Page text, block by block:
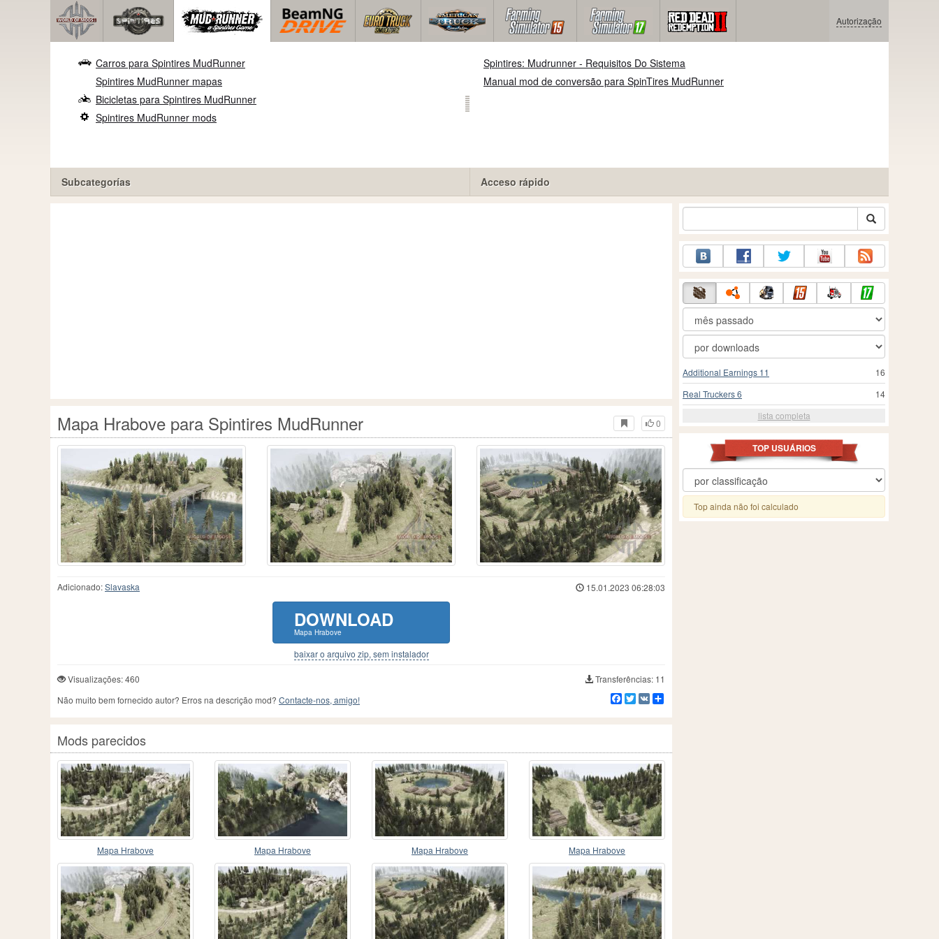
Autorização
Carros para Spintires MudRunner
Spintires MudRunner mapas
Bicicletas para Spintires MudRunner
Spintires MudRunner mods
Subcategorías
Spintires: Mudrunner - Requisitos Do Sistema
Manual mod de conversão para SpinTires MudRunner
Acceso rápido
0
Mapa Hrabove para Spintires MudRunner
Adicionado:Slavaska 15.01.2023 06:28:03
DOWNLOAD
Mapa Hrabove
baixar o arquivo zip, sem instalador
Visualizações: 460
Transferências: 11
Não muito bem fornecido autor? Erros na descrição mod? Contacte-nos, amigo! Facebook
Twitter
VK
Mods parecidos
Mapa Hrabove Mapa Hrabove Mapa Hrabove Mapa Hrabove
16
Additional Earnings 11
14
Real Truckers 6
lista completa
TOP USUÁRIOS
Top ainda não foi calculado